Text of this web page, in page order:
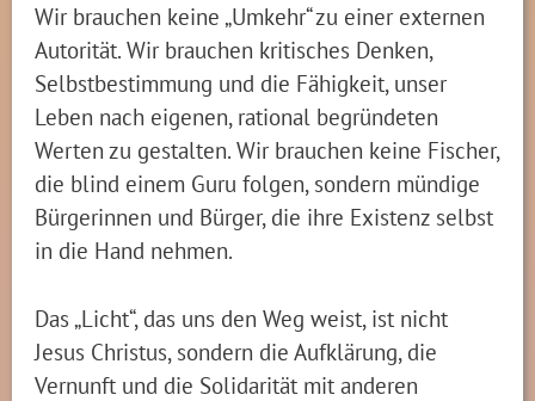
Wir brauchen keine „Umkehr“ zu einer externen
Autorität. Wir brauchen kritisches Denken,
Selbstbestimmung und die Fähigkeit, unser
Leben nach eigenen, rational begründeten
Werten zu gestalten. Wir brauchen keine Fischer,
die blind einem Guru folgen, sondern mündige
Bürgerinnen und Bürger, die ihre Existenz selbst
in die Hand nehmen.
Das „Licht“, das uns den Weg weist, ist nicht
Jesus Christus, sondern die Aufklärung, die
Vernunft und die Solidarität mit anderen